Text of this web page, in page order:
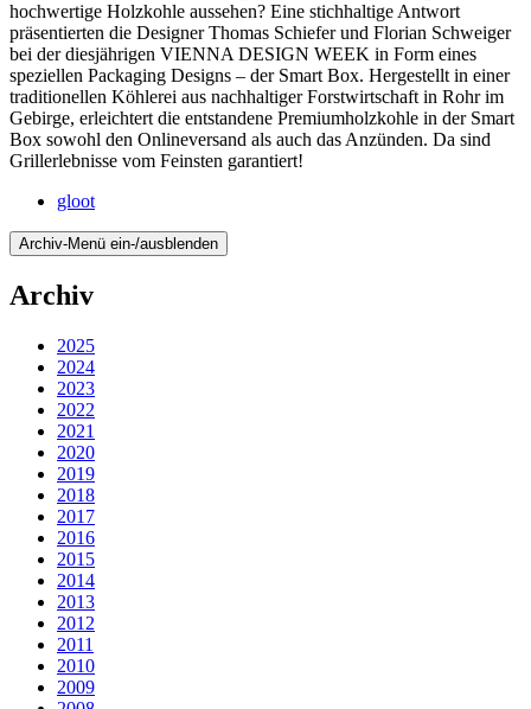
hochwertige Holzkohle aussehen? Eine stichhaltige Antwort
präsentierten die Designer Thomas Schiefer und Florian Schweiger
bei der diesjährigen VIENNA DESIGN WEEK in Form eines
speziellen Packaging Designs – der Smart Box. Hergestellt in einer
traditionellen Köhlerei aus nachhaltiger Forstwirtschaft in Rohr im
Gebirge, erleichtert die entstandene Premiumholzkohle in der Smart
Box sowohl den Onlineversand als auch das Anzünden. Da sind
Grillerlebnisse vom Feinsten garantiert!
gloot
Archiv-Menü ein-/ausblenden
Archiv
2025
2024
2023
2022
2021
2020
2019
2018
2017
2016
2015
2014
2013
2012
2011
2010
2009